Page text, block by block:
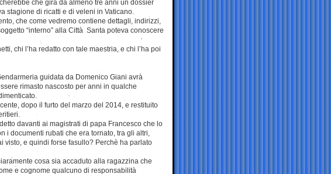
che gira da almeno tre anni un dossier
stagione di ricatti e di veleni in Vaticano.
che come vedremo contiene dettagli, indirizzi,
“interno” alla Città Santa poteva conoscere
chi l’ha redatto con tale maestria, e chi l’ha poi
guidata da Domenico Giani avrà
rimasto nascosto per anni in qualche
dopo il furto del marzo del 2014, e restituito
davanti ai magistrati di papa Francesco che lo
i documenti rubati che era tornato, tra gli altri,
visto, e quindi forse fasullo? Perchè ha parlato
cosa sia accaduto alla ragazzina che
e cognome qualcuno di responsabilità